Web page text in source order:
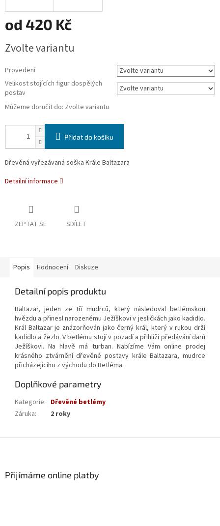
od 420 Kč
cena:
Zvolte variantu
Provedení
Velikost stojících figur dospělých
postav
Můžeme doručit do: Zvolte variantu
Přidat do košíku
Dřevěná vyřezávaná soška Krále Baltazara
Detailní informace
ZEPTAT SE SDÍLET
Popis Hodnocení Diskuze
Detailní popis produktu
Baltazar, jeden ze tří mudrců, který následoval betlémskou
hvězdu a přinesl narozenému Ježíškovi v jesličkách jako kadidlo.
Král Baltazar je znázorňován jako černý král, který v rukou drží
kadidlo a žezlo. V betlému stojí v pozadí a přihlíží předávání darů
Ježíškovi. Na hlavě má turban. Nabízíme Vám online prodej
krásného ztvárnění dřevěné postavy krále Baltazara, mudrce
přicházejícího z východu do Betléma.
Doplňkové parametry
Kategorie: Dřevěné betlémy
Záruka: 2 roky
Přijímáme online platby